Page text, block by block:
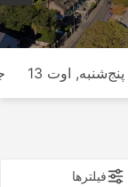
پنج‌شنبه, اوت 13
فیلتر‌ها